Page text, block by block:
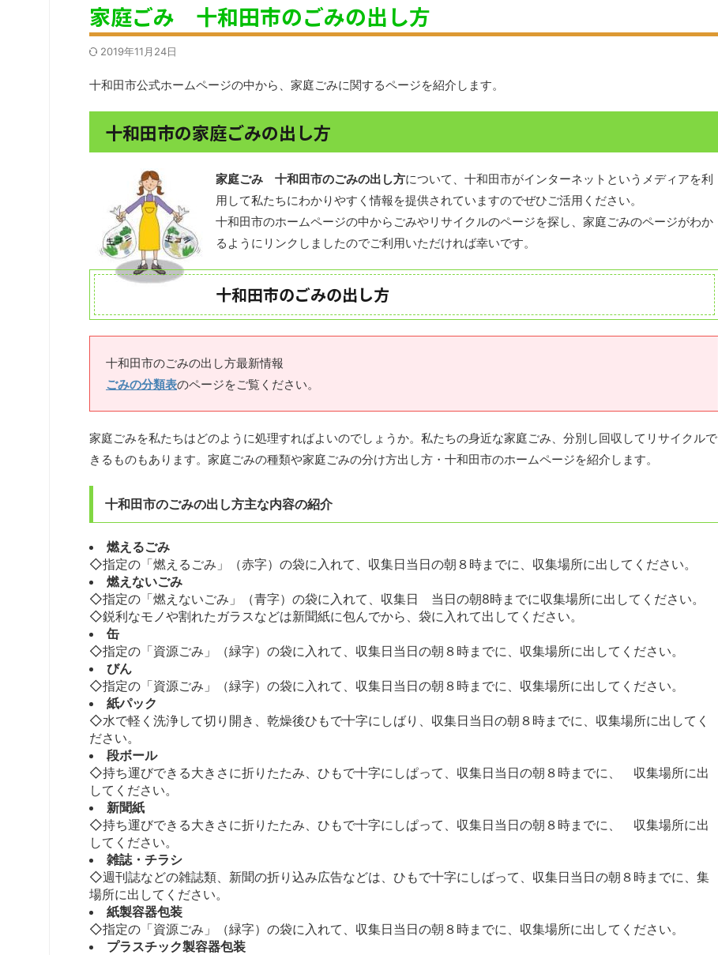
家庭ごみ 十和田市のごみの出し方
2019年11月24日
十和田市公式ホームページの中から、家庭ごみに関するページを紹介します。
十和田市の家庭ごみの出し方
家庭ごみ 十和田市のごみの出し方について、十和田市がインターネットというメディアを利
用して私たちにわかりやすく情報を提供されていますのでぜひご活用ください。
十和田市のホームページの中からごみやリサイクルのページを探し、家庭ごみのページがわか
るようにリンクしましたのでご利用いただければ幸いです。
十和田市のごみの出し方
十和田市のごみの出し方最新情報
ごみの分類表のページをご覧ください。
家庭ごみを私たちはどのように処理すればよいのでしょうか。私たちの身近な家庭ごみ、分別し回収してリサイクルで
きるものもあります。家庭ごみの種類や家庭ごみの分け方出し方・十和田市のホームページを紹介します。
十和田市のごみの出し方主な内容の紹介
燃えるごみ
◇指定の「燃えるごみ」（赤字）の袋に入れて、収集日当日の朝８時までに、収集場所に出してください。
燃えないごみ
◇指定の「燃えないごみ」（青字）の袋に入れて、収集日 当日の朝8時までに収集場所に出してください。
◇鋭利なモノや割れたガラスなどは新聞紙に包んでから、袋に入れて出してください。
缶
◇指定の「資源ごみ」（緑字）の袋に入れて、収集日当日の朝８時までに、収集場所に出してください。
びん
◇指定の「資源ごみ」（緑字）の袋に入れて、収集日当日の朝８時までに、収集場所に出してください。
紙パック
◇水で軽く洗浄して切り開き、乾燥後ひもで十字にしばり、収集日当日の朝８時までに、収集場所に出してく
ださい。
段ボール
◇持ち運びできる大きさに折りたたみ、ひもで十字にしぱって、収集日当日の朝８時までに、 収集場所に出
してください。
新聞紙
◇持ち運びできる大きさに折りたたみ、ひもで十字にしぱって、収集日当日の朝８時までに、 収集場所に出
してください。
雑誌・チラシ
◇週刊誌などの雑誌類、新聞の折り込み広告などは、ひもで十字にしばって、収集日当日の朝８時までに、集
場所に出してください。
紙製容器包装
◇指定の「資源ごみ」（緑字）の袋に入れて、収集日当日の朝８時までに、収集場所に出してください。
プラスチック製容器包装